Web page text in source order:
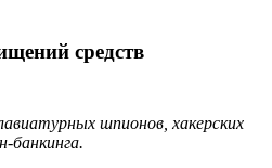
средств
шпионов, хакерских
банкинга.